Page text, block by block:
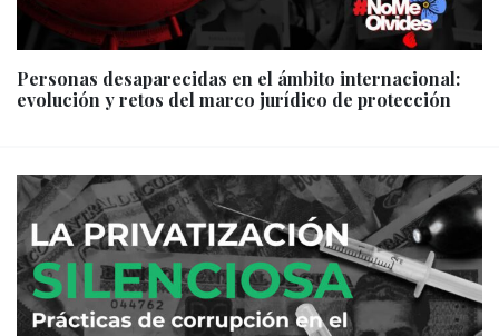
Personas desaparecidas en el ámbito internacional:
evolución y retos del marco jurídico de protección